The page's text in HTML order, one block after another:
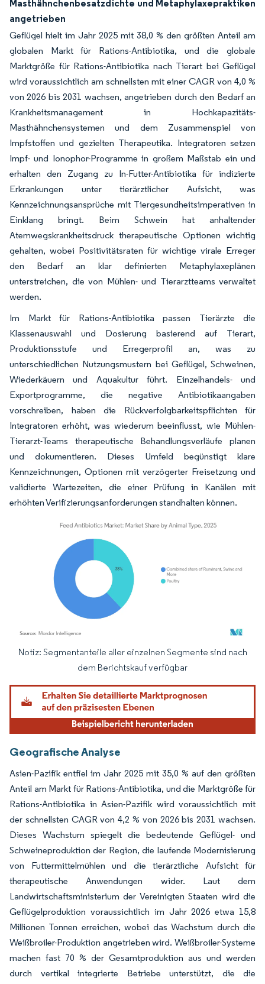
Masthähnchenbesatzdichte und Metaphylaxepraktiken
angetrieben
Geflügel hielt im Jahr 2025 mit 38,0 % den größten Anteil am
globalen Markt für Rations-Antibiotika, und die globale
Marktgröße für Rations-Antibiotika nach Tierart bei Geflügel
wird voraussichtlich am schnellsten mit einer CAGR von 4,0 %
von 2026 bis 2031 wachsen, angetrieben durch den Bedarf an
Krankheitsmanagement in Hochkapazitäts-
Masthähnchensystemen und dem Zusammenspiel von
Impfstoffen und gezielten Therapeutika. Integratoren setzen
Impf- und Ionophor-Programme in großem Maßstab ein und
erhalten den Zugang zu In-Futter-Antibiotika für indizierte
Erkrankungen unter tierärztlicher Aufsicht, was
Kennzeichnungsansprüche mit Tiergesundheitsimperativen in
Einklang bringt. Beim Schwein hat anhaltender
Atemwegskrankheitsdruck therapeutische Optionen wichtig
gehalten, wobei Positivitätsraten für wichtige virale Erreger
den Bedarf an klar definierten Metaphylaxeplänen
unterstreichen, die von Mühlen- und Tierarztteams verwaltet
werden.
Im Markt für Rations-Antibiotika passen Tierärzte die
Klassenauswahl und Dosierung basierend auf Tierart,
Produktionsstufe und Erregerprofil an, was zu
unterschiedlichen Nutzungsmustern bei Geflügel, Schweinen,
Wiederkäuern und Aquakultur führt. Einzelhandels- und
Exportprogramme, die negative Antibiotikaangaben
vorschreiben, haben die Rückverfolgbarkeitspflichten für
Integratoren erhöht, was wiederum beeinflusst, wie Mühlen-
Tierarzt-Teams therapeutische Behandlungsverläufe planen
und dokumentieren. Dieses Umfeld begünstigt klare
Kennzeichnungen, Optionen mit verzögerter Freisetzung und
validierte Wartezeiten, die einer Prüfung in Kanälen mit
erhöhten Verifizierungsanforderungen standhalten können.
Bild © Mordor Intelligence. Wiederverwendung erfordert Namensnennung
Notiz: Segmentanteile aller einzelnen Segmente sind nach
dem Berichtskauf verfügbar
Geografische Analyse
Asien-Pazifik entfiel im Jahr 2025 mit 35,0 % auf den größten
Anteil am Markt für Rations-Antibiotika, und die Marktgröße für
Rations-Antibiotika in Asien-Pazifik wird voraussichtlich mit
der schnellsten CAGR von 4,2 % von 2026 bis 2031 wachsen.
Dieses Wachstum spiegelt die bedeutende Geflügel- und
Schweineproduktion der Region, die laufende Modernisierung
von Futtermittelmühlen und die tierärztliche Aufsicht für
therapeutische Anwendungen wider. Laut dem
Landwirtschaftsministerium der Vereinigten Staaten wird die
Geflügelproduktion voraussichtlich im Jahr 2026 etwa 15,8
Millionen Tonnen erreichen, wobei das Wachstum durch die
Weißbroiler-Produktion angetrieben wird. Weißbroiler-Systeme
machen fast 70 % der Gesamtproduktion aus und werden
durch vertikal integrierte Betriebe unterstützt, die die